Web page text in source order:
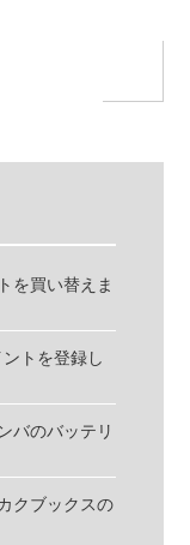
を買い替えま
トを登録し
バのバッテリ
クブックスの